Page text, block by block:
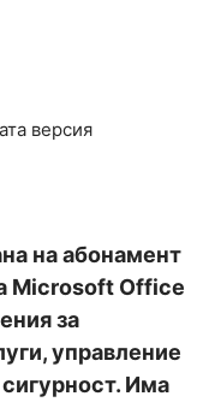
версия
на абонамент
Microsoft Office
за
управление
Има